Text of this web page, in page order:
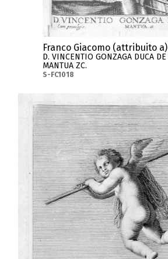
Franco Giacomo (attribuito a)
D. VINCENTIO GONZAGA DUCA DE
MANTUA ZC.
S-FC1018